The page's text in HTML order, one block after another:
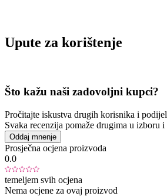
Upute za korištenje
Što kažu naši zadovoljni kupci?
Pročitajte iskustva drugih korisnika i
Svaka recenzija pomaže drugima u izboru
Oddaj mnenje
Prosječna ocjena proizvoda
0.0
temeljem svih ocjena
Nema ocjene za ovaj proizvod